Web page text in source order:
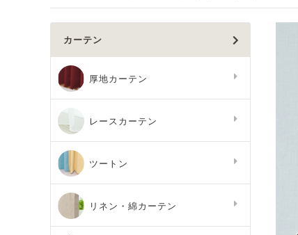
カーテン
厚地カーテン
レースカーテン
ツートン
リネン・綿カーテン